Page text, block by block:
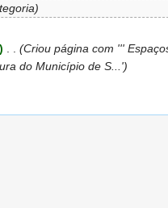
. . (Criou página com '''
do Município de S...')